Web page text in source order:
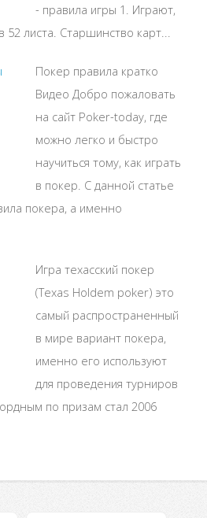
- правила игры 1. Играют,
листа. Старшинство карт...
Покер правила кратко
Видео Добро пожаловать
на сайт Poker-today, где
можно легко и быстро
научиться тому, как играть
в покер. С данной статье
покера, а именно
Игра техасский покер
(Texas Holdem poker) это
самый распространенный
в мире вариант покера,
именно его используют
для проведения турниров
по призам стал 2006